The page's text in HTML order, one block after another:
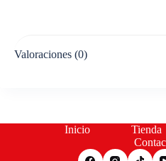
Valoraciones (0)
Inicio Tienda